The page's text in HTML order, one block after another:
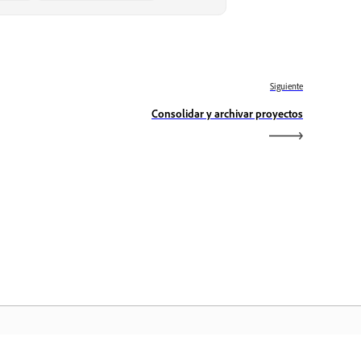
Siguiente
Consolidar y archivar proyectos